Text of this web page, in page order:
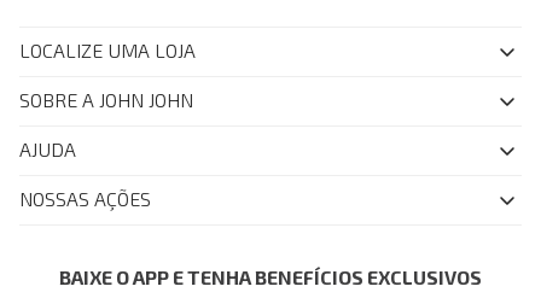
LOCALIZE UMA LOJA
SOBRE A JOHN JOHN
Quem Somos
John John Club
Painel de Privacidade
AJUDA
FAQ
NOSSAS AÇÕES
Azul Fidelidade
BAIXE O APP E TENHA BENEFÍCIOS EXCLUSIVOS